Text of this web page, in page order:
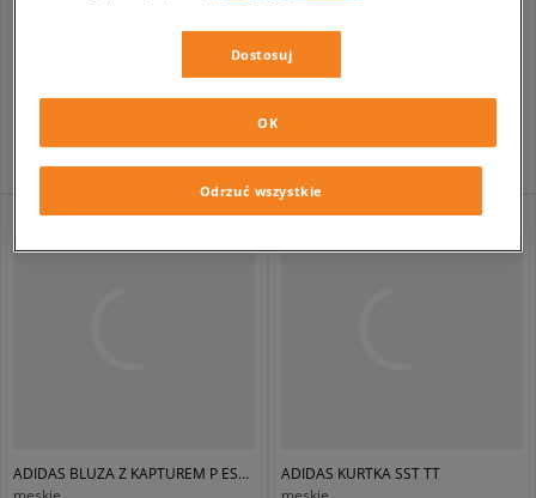
ADIDAS BLUZA ROZPINANA SST TT
ADIDAS BLUZA ROZPINANA SST TT
męskie
ADIDAS BLUZA Z KAPTUREM P ESS HD
ADIDAS KURTKA SST TT
Dostosuj
Odrzuć wszystkie
OK